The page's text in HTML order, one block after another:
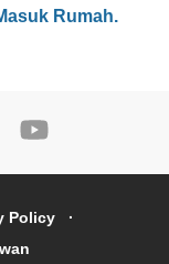
Rumah.
Policy